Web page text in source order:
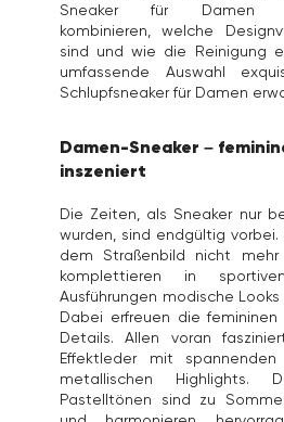
Sneaker für Damen
kombinieren, welche
sind und wie die Reinigung
umfassende Auswahl
Schlupfsneaker für Damen
Damen-Sneaker –
inszeniert
Die Zeiten, als Sneaker nur
wurden, sind endgültig
dem Straßenbild nicht mehr
komplettieren in
Ausführungen modische
Dabei erfreuen die
Details. Allen voran
Effektleder mit spannenden
metallischen Highlights.
Pastelltönen sind zu